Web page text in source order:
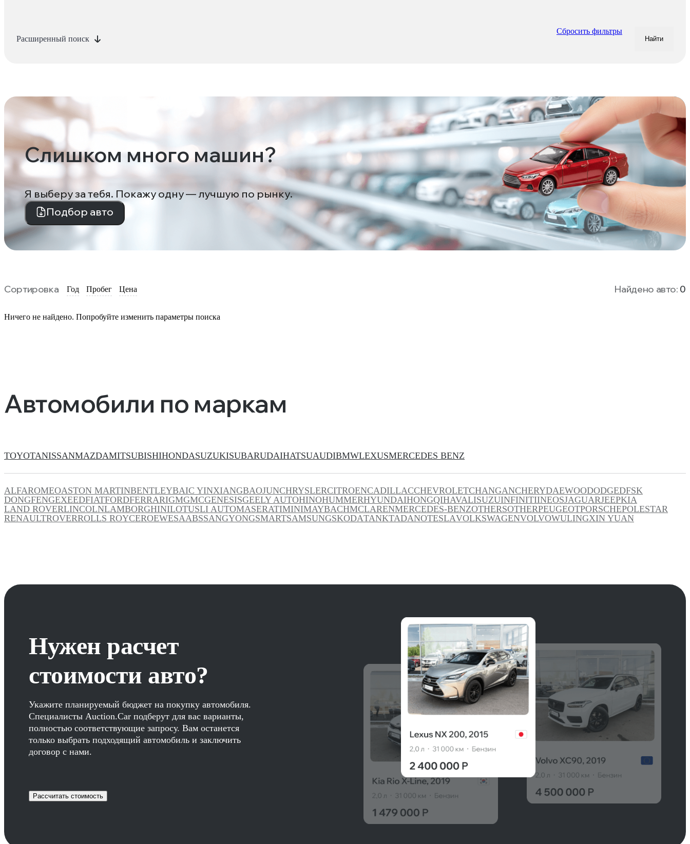
Расширенный поиск
Сбросить фильтры
Найти
Слишком много машин?
Я выберу за тебя. Покажу одну — лучшую по рынку.
Подбор авто
Сортировка Год Пробег Цена Найдено авто: 0
Ничего не найдено. Попробуйте изменить параметры поиска
Автомобили по маркам
TOYOTANISSANMAZDAMITSUBISHIHONDASUZUKISUBARUDAIHATSUAUDIBMWLEXUSMERCEDES BENZ
ALFAROMEOASTON MARTINBENTLEYBAIC YINXIANGBAOJUNCHRYSLERCITROENCADILLACCHEVROLETCHANGANCHERYDAEWOODODGEDFSK
DONGFENGEXEEDFIATFORDFERRARIGMGMCGENESISGEELY AUTOHINOHUMMERHYUNDAIHONGQIHAVALISUZUINFINITIINEOSJAGUARJEEPKIA
LAND ROVERLINCOLNLAMBORGHINILOTUSLI AUTOMASERATIMINIMAYBACHMCLARENMERCEDES-BENZOTHERSOTHERPEUGEOTPORSCHEPOLESTAR
RENAULTROVERROLLS ROYCEROEWESAABSSANGYONGSMARTSAMSUNGSKODATANKTADANOTESLAVOLKSWAGENVOLVOWULINGXIN YUAN
Нужен расчет
стоимости авто?
Укажите планируемый бюджет на покупку автомобиля.
Специалисты Auction.Car подберут для вас варианты,
полностью соответствующие запросу. Вам останется
только выбрать подходящий автомобиль и заключить
договор с нами.
Рассчитать стоимость